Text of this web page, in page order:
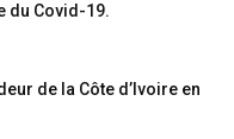
du Covid-19.
de la Côte d’Ivoire en